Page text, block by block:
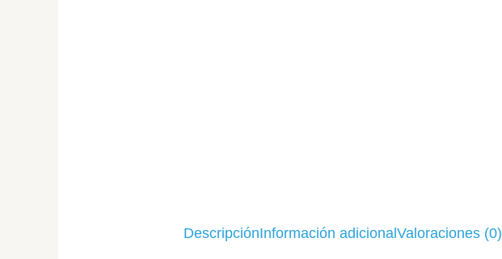
DescripciónInformación adicionalValoraciones (0)